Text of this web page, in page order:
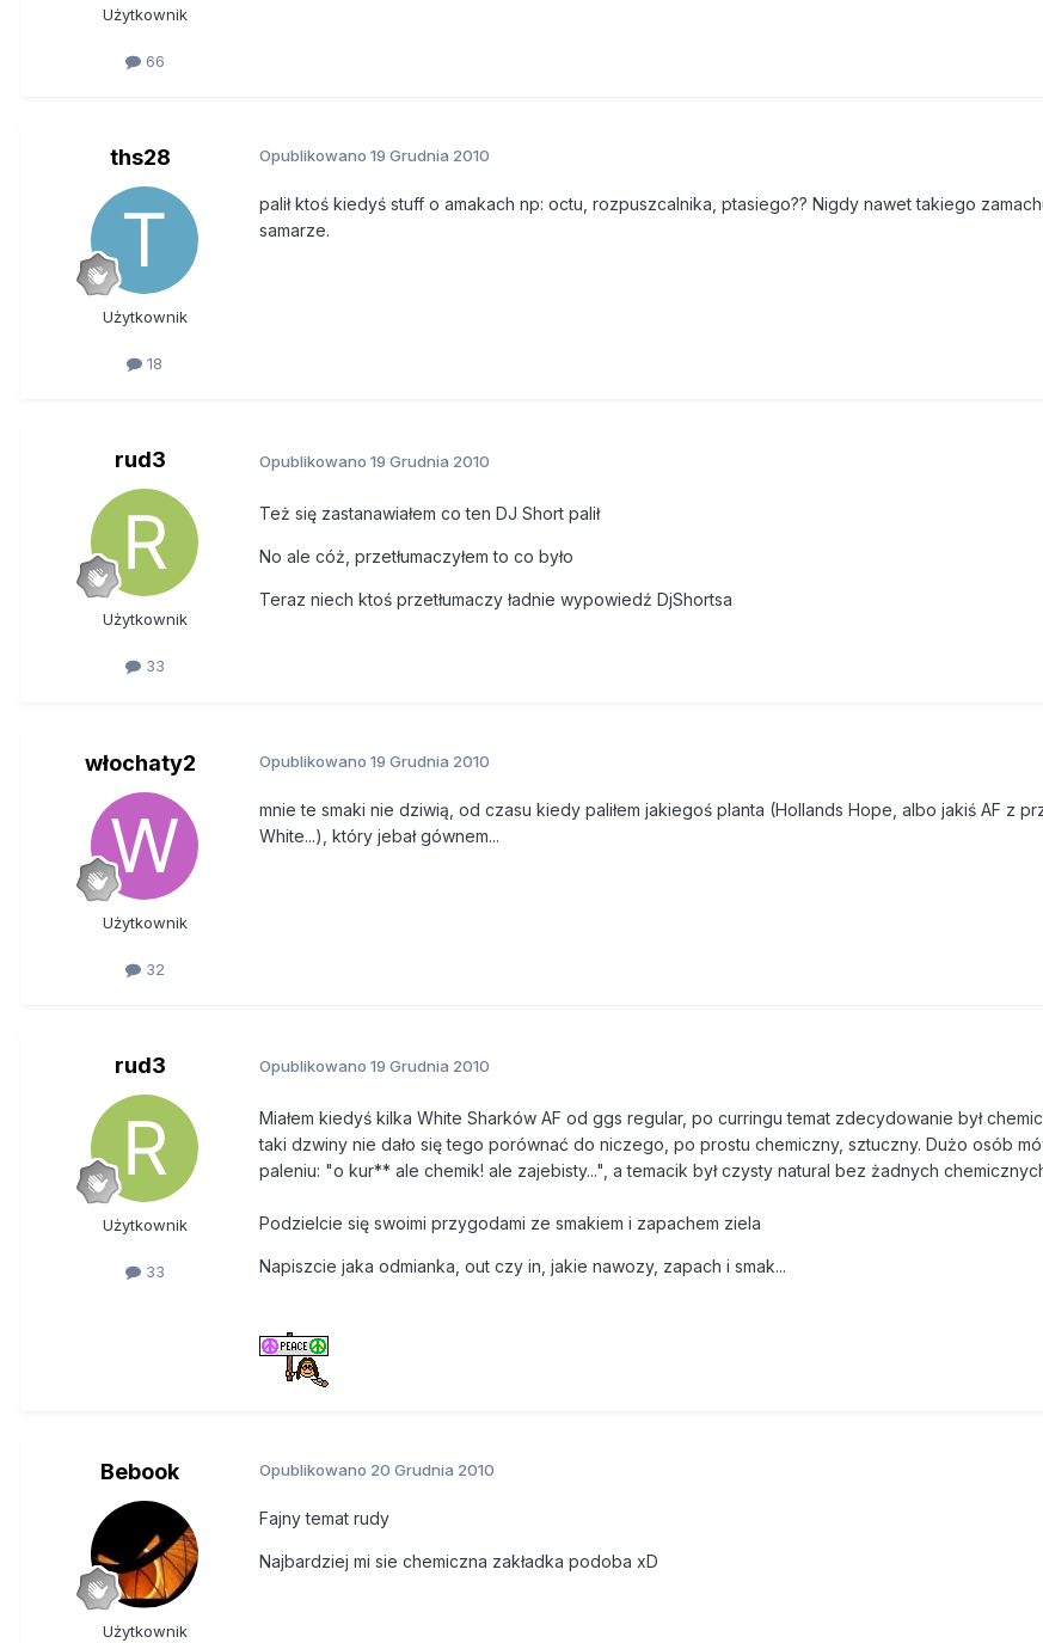
Użytkownik
66
ths28
Użytkownik
18
Opublikowano 19 Grudnia 2010
palił ktoś kiedyś stuff o amakach np: octu, rozpuszcalnika, ptasiego?? Nigdy nawet takiego
samarze.
rud3
Użytkownik
33
Opublikowano 19 Grudnia 2010
Też się zastanawiałem co ten DJ Short palił
No ale cóż, przetłumaczyłem to co było
Teraz niech ktoś przetłumaczy ładnie wypowiedź DjShortsa
włochaty2
Użytkownik
32
Opublikowano 19 Grudnia 2010
mnie te smaki nie dziwią, od czasu kiedy paliłem jakiegoś planta (Hollands Hope, albo jakiś AF z
White...), który jebał gównem...
rud3
Użytkownik
33
Opublikowano 19 Grudnia 2010
Miałem kiedyś kilka White Sharków AF od ggs regular, po curringu temat zdecydowanie był
taki dzwiny nie dało się tego porównać do niczego, po prostu chemiczny, sztuczny. Dużo osób
paleniu: "o kur** ale chemik! ale zajebisty...", a temacik był czysty natural bez żadnych
Podzielcie się swoimi przygodami ze smakiem i zapachem ziela
Napiszcie jaka odmianka, out czy in, jakie nawozy, zapach i smak...
Bebook
Użytkownik
Opublikowano 20 Grudnia 2010
Fajny temat rudy
Najbardziej mi sie chemiczna zakładka podoba xD